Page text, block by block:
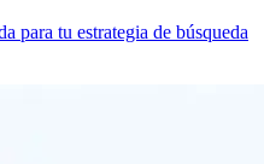
para tu estrategia de búsqueda